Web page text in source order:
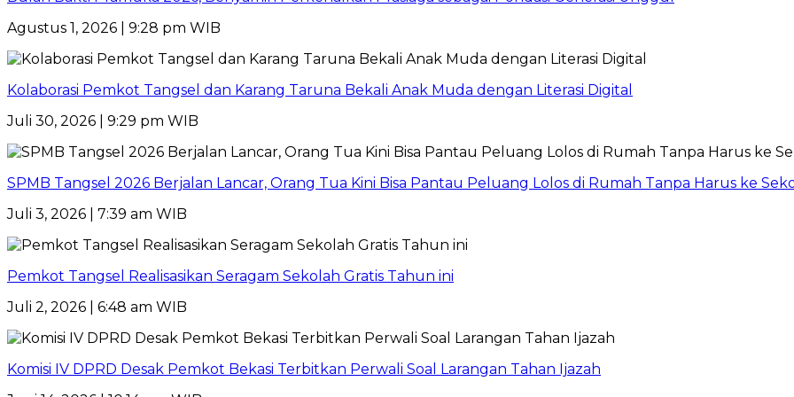
Agustus 1, 2026 | 9:28 pm WIB
Kolaborasi Pemkot Tangsel dan Karang Taruna Bekali Anak Muda dengan Literasi Digital
Juli 30, 2026 | 9:29 pm WIB
SPMB Tangsel 2026 Berjalan Lancar, Orang Tua Kini Bisa Pantau Peluang Lolos di Rumah Tanpa Harus ke
Juli 3, 2026 | 7:39 am WIB
Pemkot Tangsel Realisasikan Seragam Sekolah Gratis Tahun ini
Juli 2, 2026 | 6:48 am WIB
Komisi IV DPRD Desak Pemkot Bekasi Terbitkan Perwali Soal Larangan Tahan Ijazah